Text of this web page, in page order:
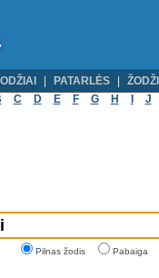
PATARLĖS
C D E F G H J
Pilnas žodis Pabaiga